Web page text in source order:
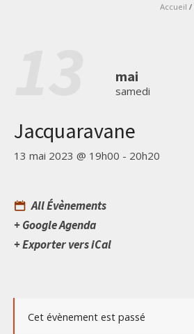
Accueil /
mai
samedi
Jacquaravane
13 mai 2023 @ 19h00 - 20h20
All Évènements
+ Google Agenda
+ Exporter vers iCal
Cet évènement est passé